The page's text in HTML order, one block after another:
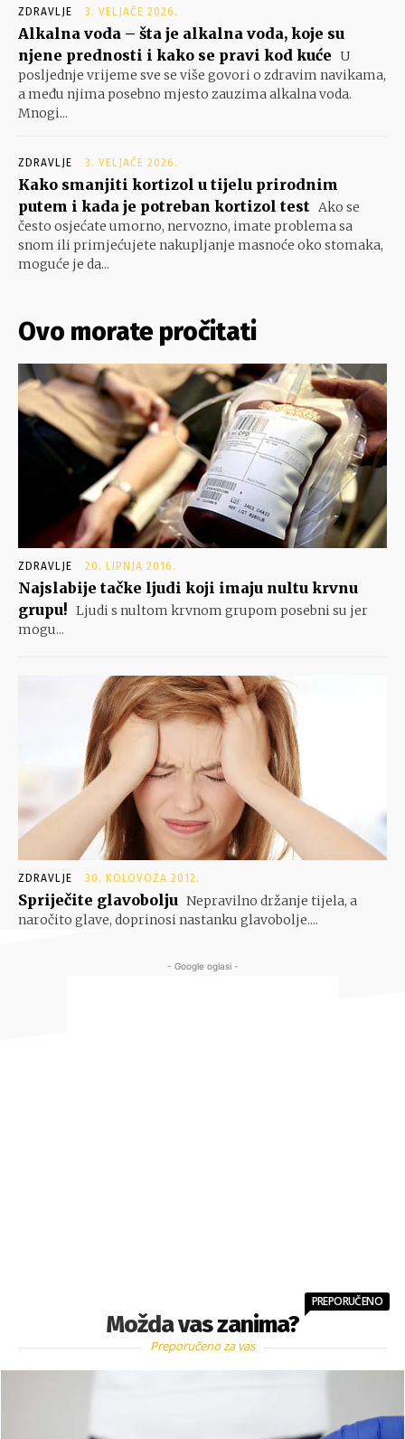
ZDRAVLJE 3. VELJAČE 2026.
Alkalna voda – šta je alkalna voda, koje su
njene prednosti i kako se pravi kod kuće U
posljednje vrijeme sve se više govori o zdravim navikama,
a među njima posebno mjesto zauzima alkalna voda.
Mnogi...
ZDRAVLJE 3. VELJAČE 2026.
Kako smanjiti kortizol u tijelu prirodnim
putem i kada je potreban kortizol test Ako se
često osjećate umorno, nervozno, imate problema sa
snom ili primjećujete nakupljanje masnoće oko stomaka,
moguće je da...
Ovo morate pročitati
ZDRAVLJE 20. LIPNJA 2016.
Najslabije tačke ljudi koji imaju nultu krvnu
grupu! Ljudi s nultom krvnom grupom posebni su jer
mogu...
ZDRAVLJE 30. KOLOVOZA 2012.
Spriječite glavobolju Nepravilno držanje tijela, a
naročito glave, doprinosi nastanku glavobolje....
- Google oglasi -
Možda vas zanima?
PREPORUČENO
Preporučeno za vas